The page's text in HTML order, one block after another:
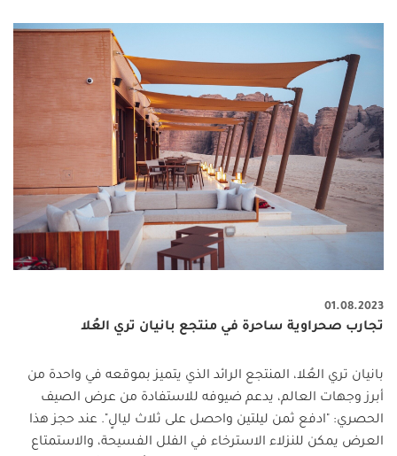
01.08.2023
تجارب صحراوية ساحرة في منتجع بانيان تري العُلا
بانيان تري العُلا، المنتجع الرائد الذي يتميز بموقعه في واحدة من
أبرز وجهات العالم، يدعم ضيوفه للاستفادة من عرض الصيف
الحصري: " ادفع ثمن ليلتين واحصل على ثلاث ليالٍ ". عند حجز هذا
العرض يمكن للنزلاء الاسترخاء في الفلل الفسيحة، والاستمتاع